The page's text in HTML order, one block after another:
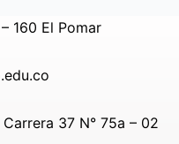
160 El Pomar
37 N° 75a – 02